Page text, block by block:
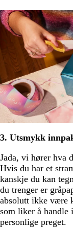
3. Utsmykk
Jada, vi hører hva
Hvis du har et
kanskje du kan
du trenger er
absolutt ikke være
som liker å handle
personlige preget.